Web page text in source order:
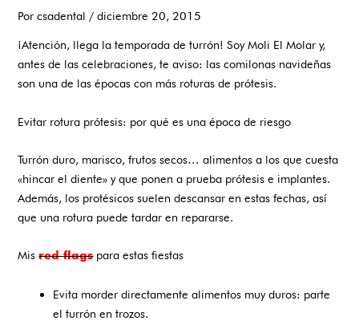
Porcsadental /diciembre 20, 2015
¡Atención, llega la temporada de turrón! Soy Moli El Molar y,
antes de las celebraciones, te aviso: las comilonas navideñas
son una de las épocas con más roturas de prótesis.
Evitar rotura prótesis: por qué es una época de riesgo
Turrón duro, marisco, frutos secos… alimentos a los que cuesta
«hincar el diente» y que ponen a prueba prótesis e implantes.
Además, los protésicos suelen descansar en estas fechas, así
que una rotura puede tardar en repararse.
Misred flagspara estas fiestas
Evita morder directamente alimentos muy duros: parte
el turrón en trozos.